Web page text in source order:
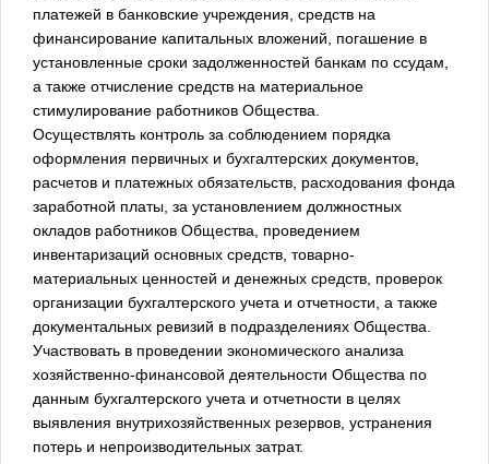
платежей в банковские учреждения, средств на
финансирование капитальных вложений, погашение в
установленные сроки задолженностей банкам по ссудам,
а также отчисление средств на материальное
стимулирование работников Общества.
Осуществлять контроль за соблюдением порядка
оформления первичных и бухгалтерских документов,
расчетов и платежных обязательств, расходования фонда
заработной платы, за установлением должностных
окладов работников Общества, проведением
инвентаризаций основных средств, товарно-
материальных ценностей и денежных средств, проверок
организации бухгалтерского учета и отчетности, а также
документальных ревизий в подразделениях Общества.
Участвовать в проведении экономического анализа
хозяйственно-финансовой деятельности Общества по
данным бухгалтерского учета и отчетности в целях
выявления внутрихозяйственных резервов, устранения
потерь и непроизводительных затрат.